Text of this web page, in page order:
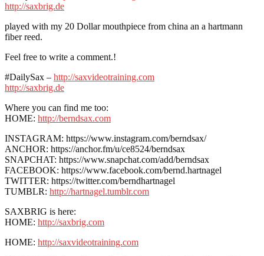
http://saxbrig.de
played with my 20 Dollar mouthpiece from china an a hartmann
fiber reed.
Feel free to write a comment.!
#DailySax – http://saxvideotraining.com
http://saxbrig.de
Where you can find me too:
HOME: http://berndsax.com
INSTAGRAM: https://www.instagram.com/berndsax/
ANCHOR: https://anchor.fm/u/ce8524/berndsax
SNAPCHAT: https://www.snapchat.com/add/berndsax
FACEBOOK: https://www.facebook.com/bernd.hartnagel
TWITTER: https://twitter.com/berndhartnagel
TUMBLR: http://hartnagel.tumblr.com
SAXBRIG is here:
HOME: http://saxbrig.com
HOME: http://saxvideotraining.com